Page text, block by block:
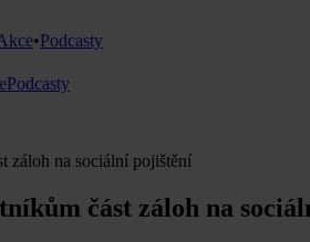
•Podcasty
Podcasty
záloh na sociální pojištění
část záloh na